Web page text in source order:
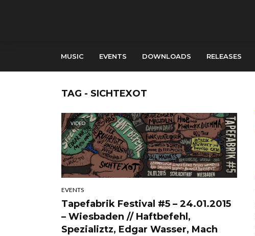
MUSIC EVENTS DOWNLOADS RELEASES
TAG - SICHTEXOT
VIDEO
EVENTS
Tapefabrik Festival #5 – 24.01.2015
– Wiesbaden // Haftbefehl,
Spezializtz, Edgar Wasser, Mach